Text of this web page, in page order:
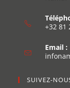
+32 81
Email :
SUIVEZ-